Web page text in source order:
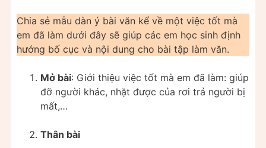
Chia sẻ mẫu dàn ý bài văn kể về một việc tốt mà
em đã làm dưới đây sẽ giúp các em học sinh định
hướng bố cục và nội dung cho bài tập làm văn.
Mở bài: Giới thiệu việc tốt mà em đã làm: giúp
đỡ người khác, nhặt được của rơi trả người bị
mất,…
Thân bài